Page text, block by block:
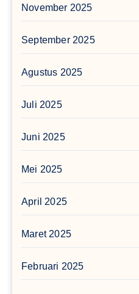
November 2025
September 2025
Agustus 2025
Juli 2025
Juni 2025
Mei 2025
April 2025
Maret 2025
Februari 2025